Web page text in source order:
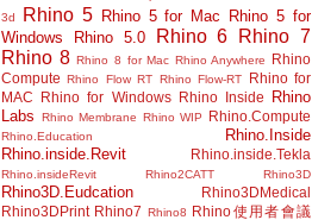
3d
Rhino 5 Rhino 5 for Mac
Rhino 5 for
Windows
Rhino 5.0 Rhino 6
Rhino 7
Rhino 8 Rhino 8 for Mac Rhino Anywhere
Rhino
Compute Rhino Flow RT Rhino Flow-RT
Rhino for
MAC
Rhino for Windows Rhino Inside
Rhino
Labs
Rhino Membrane Rhino WIP Rhino.Compute
Rhino.Education
Rhino.Inside
Rhino.inside.Revit
Rhino.inside.Tekla
Rhino.insideRevit Rhino2CATT Rhino3D
Rhino3D.Eudcation
Rhino3DMedical
Rhino3DPrint Rhino7 Rhino8 Rhino使用者會議